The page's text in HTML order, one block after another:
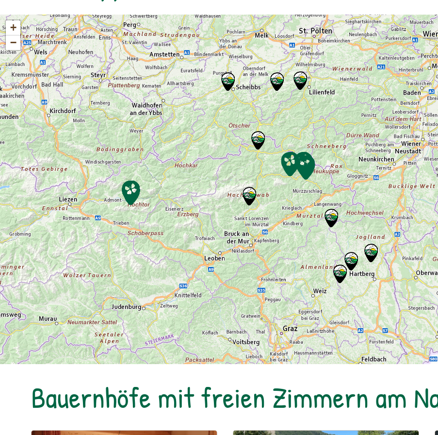
lässt sich das Ausmaß des zweitgrößten
Schilfgürtels Europas erahnen. Treffpunkt
der Tour ist beim Nationalparkzentrum. Von
hier aus fährt man mit dem Fahrrad in das
Teilgebiet des Nationalparks. Eigenes
Fahrrad ist zwingend erforderlich, kann
aber bei regionalen Fahrradverleihen gegen
eine geringe Gebühr ausgeliehen werden.
Ausrüstung: Eigenes Fahrrad, festes
Schuhwerk, dem Wetter angepasste
Kleidung (Sonnen-, Regen- und/oder
Windschutz), Trinkflasche Anmeldung bis
spätestens 16 Uhr des Vortages. Die Tour
findet bei jedem Wetter statt. Wir behalten
uns das Recht vor, den Inhalt der Tour
flexibel zu gestalten und an die jeweiligen
Wetterbedingungen anzupassen.
Nationalparkzentrum im Schloss Orth an
der DonauDo & Fr – Programm in
EckartsauVerpflegung: Lunchpakete & 1x
Grillen am Lagefeuer, Getränke
+
−
Bauernhöfe mit freien Zimmern am